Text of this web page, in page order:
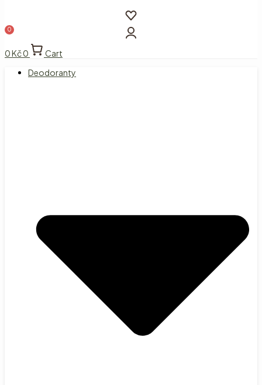
0Kč0
Cart
Deodoranty